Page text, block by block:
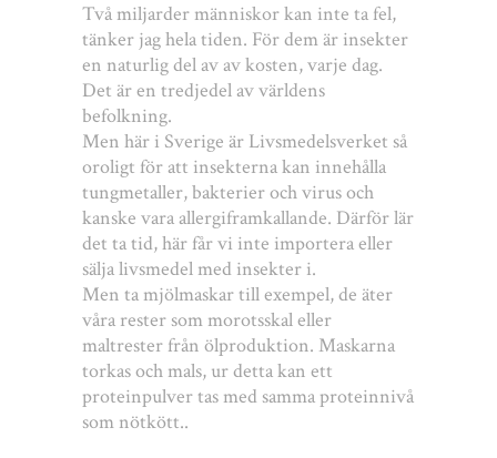
Två miljarder människor kan inte ta fel,
tänker jag hela tiden. För dem är insekter
en naturlig del av av kosten, varje dag.
Det är en tredjedel av världens
befolkning.
Men här i Sverige är Livsmedelsverket så
oroligt för att insekterna kan innehålla
tungmetaller, bakterier och virus och
kanske vara allergiframkallande. Därför lär
det ta tid, här får vi inte importera eller
sälja livsmedel med insekter i.
Men ta mjölmaskar till exempel, de äter
våra rester som morotsskal eller
maltrester från ölproduktion. Maskarna
torkas och mals, ur detta kan ett
proteinpulver tas med samma proteinnivå
som nötkött..